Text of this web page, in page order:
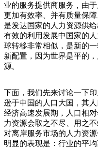
业的服务提供商服务，由
更加有效率、并有质量保
是发达国家的人力资源供
有效的利用发展中国家的
球转移非常相似，是新的
新配置，因为世界是平的
源。
下面，我们先来讨论一下
逊于中国的人口大国，其
经济高速发展期，人口相
力资源会取之不尽、用之
对离岸服务市场的人力资
明显的表现是：行业的平